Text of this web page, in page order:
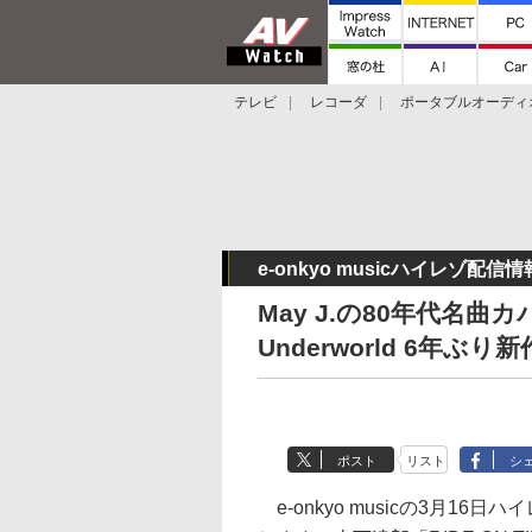
テレビ レコーダ
ポータブルオーディ
e-onkyo musicハイレゾ配信情
May J.の80年代名曲カ
Underworld 6年ぶり新
ポスト リスト シ
e-onkyo musicの3月16日ハイ